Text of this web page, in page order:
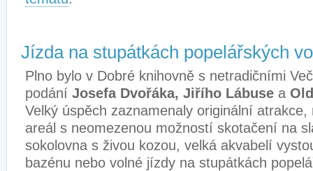
Jízda na stupátkách popelářských
Plno bylo v Dobré knihovně s netradičními
podání Josefa Dvořáka, Jiřího Lábuse a
Velký úspěch zaznamenaly originální
areál s neomezenou možností skotačení na
sokolovna s živou kozou, velká akvabelí
bazénu nebo volné jízdy na stupátkách